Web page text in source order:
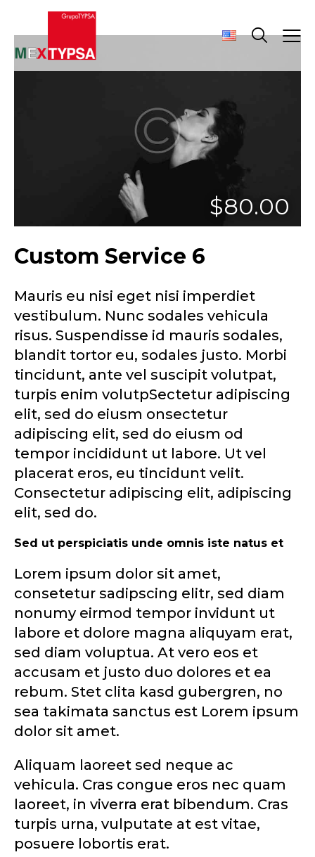
$80.00
Custom Service 6
Mauris eu nisi eget nisi imperdiet
vestibulum. Nunc sodales vehicula
risus. Suspendisse id mauris sodales,
blandit tortor eu, sodales justo. Morbi
tincidunt, ante vel suscipit volutpat,
turpis enim volutpSectetur adipiscing
elit, sed do eiusm onsectetur
adipiscing elit, sed do eiusm od
tempor incididunt ut labore. Ut vel
placerat eros, eu tincidunt velit.
Consectetur adipiscing elit, adipiscing
elit, sed do.
Sed ut perspiciatis unde omnis iste natus et
Lorem ipsum dolor sit amet,
consetetur sadipscing elitr, sed diam
nonumy eirmod tempor invidunt ut
labore et dolore magna aliquyam erat,
sed diam voluptua. At vero eos et
accusam et justo duo dolores et ea
rebum. Stet clita kasd gubergren, no
sea takimata sanctus est Lorem ipsum
dolor sit amet.
Aliquam laoreet sed neque ac
vehicula. Cras congue eros nec quam
laoreet, in viverra erat bibendum. Cras
turpis urna, vulputate at est vitae,
posuere lobortis erat.